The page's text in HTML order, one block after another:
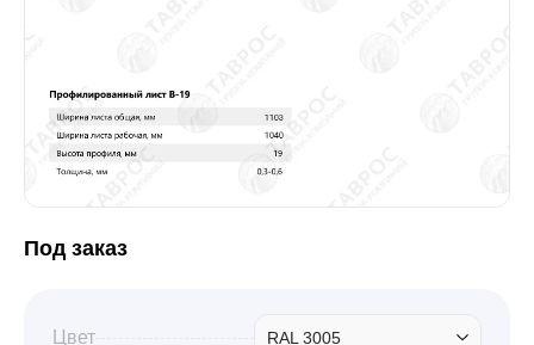
Водосточная система
Под заказ
Цвет RAL 3005